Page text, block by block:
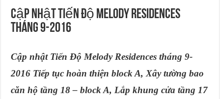
Cập nhật Tiến Độ Melody Residences
tháng 9-2016
Cập nhật Tiến Độ Melody Residences tháng 9-
2016 Tiếp tục hoàn thiện block A, Xây tường bao
căn hộ tầng 18 – block A, Lắp khung cửa tầng 17